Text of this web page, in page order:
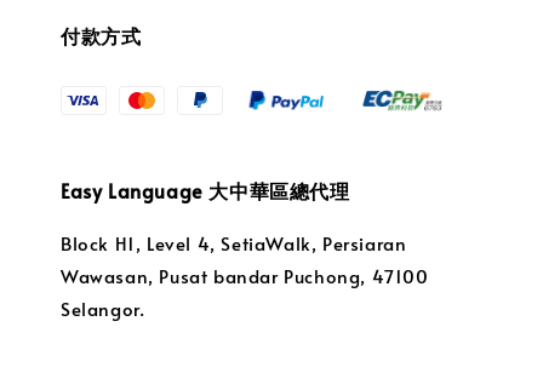
付款方式
Easy Language 大中華區總代理
Block H1, Level 4, SetiaWalk, Persiaran
Wawasan, Pusat bandar Puchong, 47100
Selangor.